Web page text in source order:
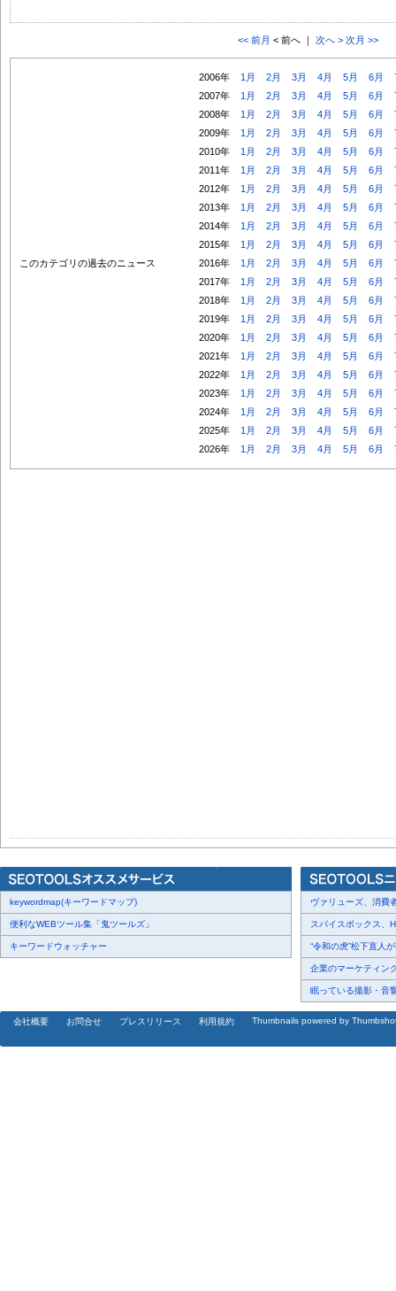
<< 前月 < 前へ ｜ 次へ > 次月 >>
このカテゴリの過去のニュース
2006年 1月 2月 3月 4月 5月 6月
2007年
1月 2月 3月 4月 5月 6月
2008年
1月 2月 3月 4月 5月 6月
2009年
1月 2月 3月 4月 5月 6月
2010年
1月 2月 3月 4月 5月 6月
2011年
1月 2月 3月 4月 5月 6月
2012年
1月 2月 3月 4月 5月 6月
2013年
1月 2月 3月 4月 5月 6月
2014年
1月 2月 3月 4月 5月 6月
2015年
1月 2月 3月 4月 5月 6月
2016年
1月 2月 3月 4月 5月 6月
2017年
1月 2月 3月 4月 5月 6月
2018年
1月 2月 3月 4月 5月 6月
2019年
1月 2月 3月 4月 5月 6月
2020年
1月 2月 3月 4月 5月 6月
2021年
1月 2月 3月 4月 5月 6月
2022年
1月 2月 3月 4月 5月 6月
2023年
1月 2月 3月 4月 5月 6月
2024年
1月 2月 3月 4月 5月 6月
2025年
1月 2月 3月 4月 5月 6月
2026年
1月 2月 3月 4月 5月 6月
keywordmap(キーワードマップ)
便利なWEBツール集「鬼ツールズ」
キーワードウォッチャー
ヴァリューズ、消費
スパイスボックス、
“令和の虎”松下直人
企業のマーケティン
眠っている撮影・音
会社概要 お問合せ プレスリリース 利用規約 Thumbnails powered by